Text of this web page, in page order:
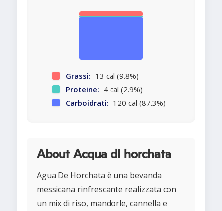
Grassi: 13 cal (9.8%)
Proteine: 4 cal (2.9%)
Carboidrati: 120 cal (87.3%)
About Acqua di horchata
Agua De Horchata è una bevanda
messicana rinfrescante realizzata con
un mix di riso, mandorle, cannella e